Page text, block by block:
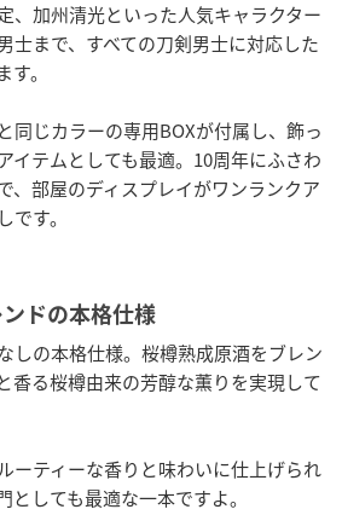
、加州清光といった人気キャラクター
士まで、すべての刀剣男士に対応した
。
同じカラーの専用BOXが付属し、飾っ
イテムとしても最適。10周年にふさわ
、部屋のディスプレイがワンランクア
です。
ドの本格仕様
しの本格仕様。桜樽熟成原酒をブレン
香る桜樽由来の芳醇な薫りを実現して
ーティーな香りと味わいに仕上げられ
としても最適な一本ですよ。